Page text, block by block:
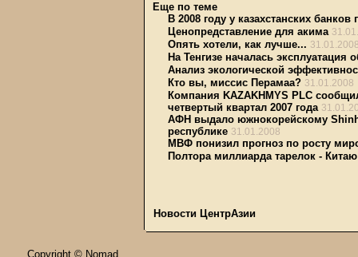
Еще по теме
В 2008 году у казахстанских
Ценопредставление для акима
Опять хотели, как лучше...
На Тенгизе началась эксплуатация
Анализ экологической
Кто вы, миссис Перамаа? 31.01.2008
Компания KAZAKHMYS PLC
четвертый квартал 2007 года
АФН выдало южнокорейскому
республике 31.01.2008
МВФ понизил прогноз по росту
Полтора миллиарда тарелок - Китаю
Новости ЦентрАзии
Copyright © Nomad